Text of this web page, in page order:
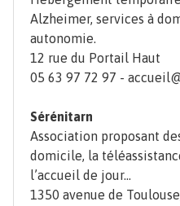
Alzheimer, services à
autonomie.
12 rue du Portail Haut
05 63 97 72 97 -
Sérénitarn
Association proposant
domicile, la
l’accueil de jour…
1350 avenue de